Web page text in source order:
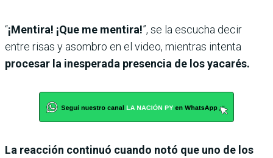
“¡Mentira! ¡Que me mentira!”, se la escucha decir
entre risas y asombro en el video, mientras intenta
procesar la inesperada presencia de los yacarés.
La reacción continuó cuando notó que uno de los